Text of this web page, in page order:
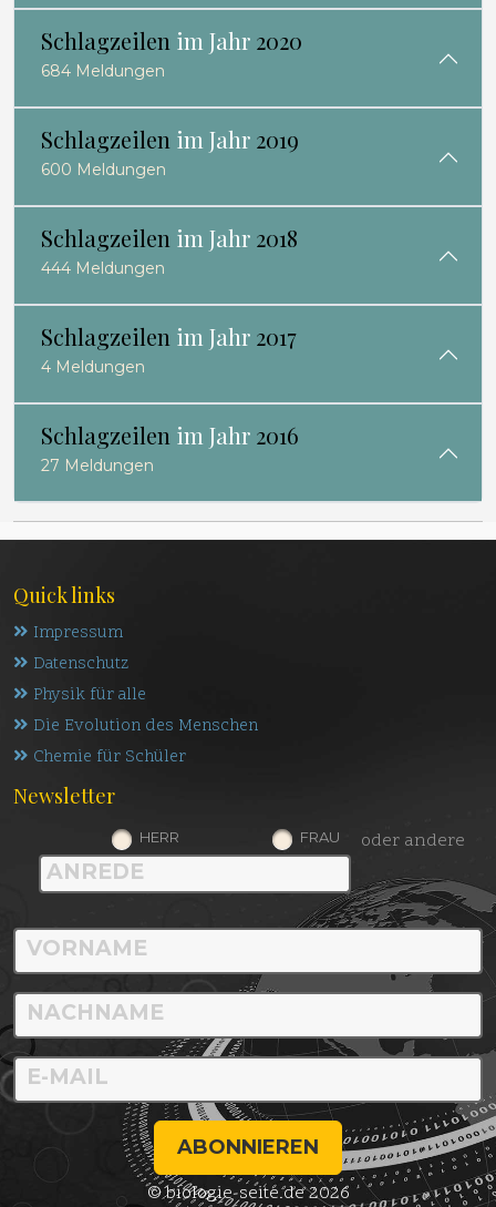
Schlagzeilen im Jahr 2020
684 Meldungen
Schlagzeilen im Jahr 2019
600 Meldungen
Schlagzeilen im Jahr 2018
444 Meldungen
Schlagzeilen im Jahr 2017
4 Meldungen
Schlagzeilen im Jahr 2016
27 Meldungen
Quick links
Impressum
Datenschutz
Physik für alle
Die Evolution des Menschen
Chemie für Schüler
Newsletter
HERR FRAU oder andere
ABONNIEREN
© biologie-seite.de 2026